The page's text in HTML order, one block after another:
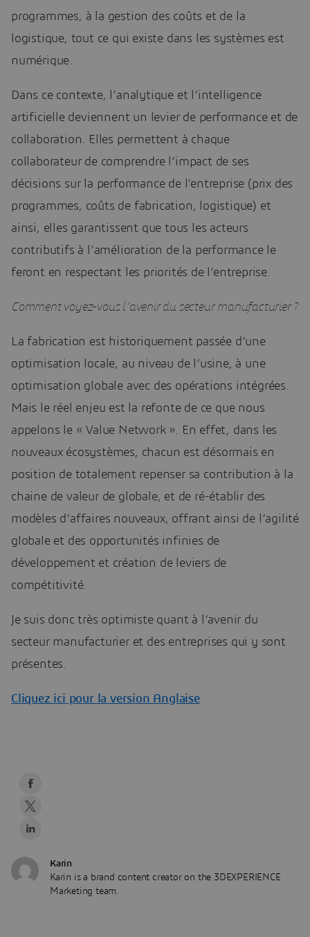
programmes, à la gestion des coûts et de la
logistique, tout ce qui existe dans les systèmes est
numérique.
Dans ce contexte, l’analytique et l’intelligence
artificielle deviennent un levier de performance et de
collaboration. Elles permettent à chaque
collaborateur de comprendre l’impact de ses
décisions sur la performance de l’entreprise (prix des
programmes, coûts de fabrication, logistique) et
ainsi, elles garantissent que tous les acteurs
contributifs à l’amélioration de la performance le
feront en respectant les priorités de l’entreprise.
Comment voyez-vous l’avenir du secteur manufacturier ?
La fabrication est historiquement passée d’une
optimisation locale, au niveau de l’usine, à une
optimisation globale avec des opérations intégrées.
Mais le réel enjeu est la refonte de ce que nous
appelons le « Value Network ». En effet, dans les
nouveaux écosystèmes, chacun est désormais en
position de totalement repenser sa contribution à la
chaine de valeur de globale, et de ré-établir des
modèles d’affaires nouveaux, offrant ainsi de l’agilité
globale et des opportunités infinies de
développement et création de leviers de
compétitivité.
Je suis donc très optimiste quant à l’avenir du
secteur manufacturier et des entreprises qui y sont
présentes.
Cliquez ici pour la version Anglaise
Karin
Karin is a brand content creator on the 3DEXPERIENCE
Marketing team.